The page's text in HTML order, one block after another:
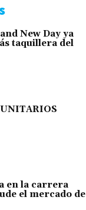
New Day ya
taquillera del
en la carrera
el mercado de